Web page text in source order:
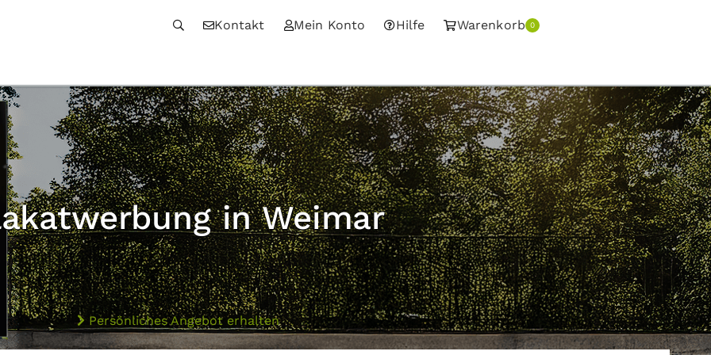
Kontakt Mein Konto Hilfe Warenkorb 0
in Weimar
Persönliches Angebot erhalten